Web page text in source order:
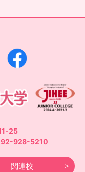
25
928-5210
関連校